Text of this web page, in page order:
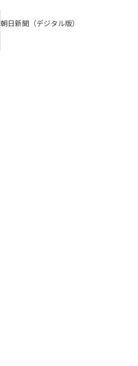
朝日新聞（デジタル版）